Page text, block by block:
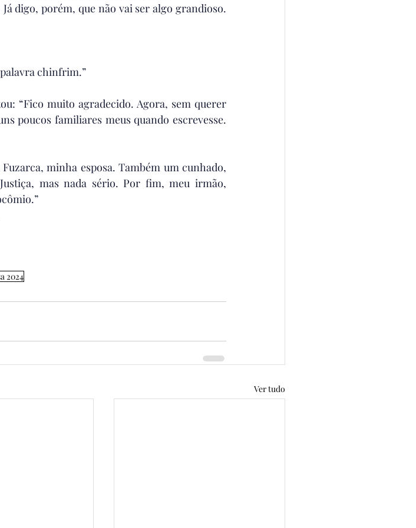
digo, porém, que não vai ser algo grandioso.
palavra chinfrim.”
“Fico muito agradecido. Agora, sem querer
poucos familiares meus quando escrevesse.
minha esposa. Também um cunhado,
mas nada sério. Por fim, meu irmão,
2024
Ver tudo